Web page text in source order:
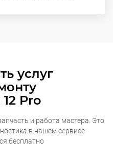
услуг
Pro
и работа мастера. Это
в нашем сервисе
бесплатно